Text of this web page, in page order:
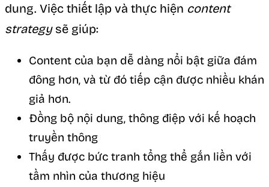
dung. Việc thiết lập và thực hiện content
strategy sẽ giúp:
Content của bạn dễ dàng nổi bật giữa đám
đông hơn, và từ đó tiếp cận được nhiều khán
giả hơn.
Đồng bộ nội dung, thông điệp với kế hoạch
truyền thông
Thấy được bức tranh tổng thể gắn liền với
tầm nhìn của thương hiệu